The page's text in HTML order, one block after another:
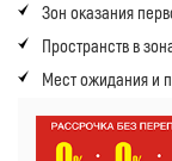
Зон оказания
Пространств в
Мест ожидания и